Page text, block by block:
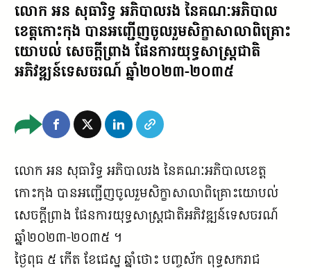
លោក អន សុធារិទ្ធ អភិបាលរង នៃគណៈអភិបាល
ខេត្តកោះកុង បានអញ្ជើញចូលរួមសិក្ខាសាលាពិគ្រោះ
យោបល់ សេចក្តីព្រាង ផែនការយុទ្ធសាស្ត្រជាតិ
អភិវឌ្ឍន៍ទេសចរណ៍ ឆ្នាំ២០២៣-២០៣៥
លោក អន សុធារិទ្ធ អភិបាលរង នៃគណៈអភិបាលខេត្ត
កោះកុង បានអញ្ជើញចូលរួមសិក្ខាសាលាពិគ្រោះយោបល់
សេចក្តីព្រាង ផែនការយុទ្ធសាស្ត្រជាតិអភិវឌ្ឍន៍ទេសចរណ៍
ឆ្នាំ២០២៣-២០៣៥ ។
ថ្ងៃពុធ ៥ កើត ខែជេស្ឋ ឆ្នាំថោះ បញ្ចស័ក ពុទ្ធសករាជ